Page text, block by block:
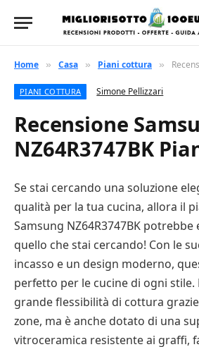
Home » Casa » Piani cottura »
PIANI COTTURA Simone Pellizzari
Recensione
NZ64R3747BK
Se stai cercando una soluzione
qualità per la tua cucina, allora il
Samsung NZ64R3747BK
quello che stai cercando! Con le
incasso e un design moderno,
perfetto per le cucine di ogni
grande flessibilità di cottura
zone, ma è anche dotato di una
vitroceramica resistente ai graffi,